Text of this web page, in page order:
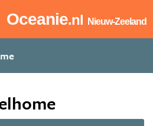
Oceanie.nl Nieuw-Zeeland